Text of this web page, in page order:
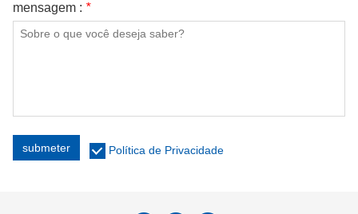
mensagem : *
submeter Política de Privacidade